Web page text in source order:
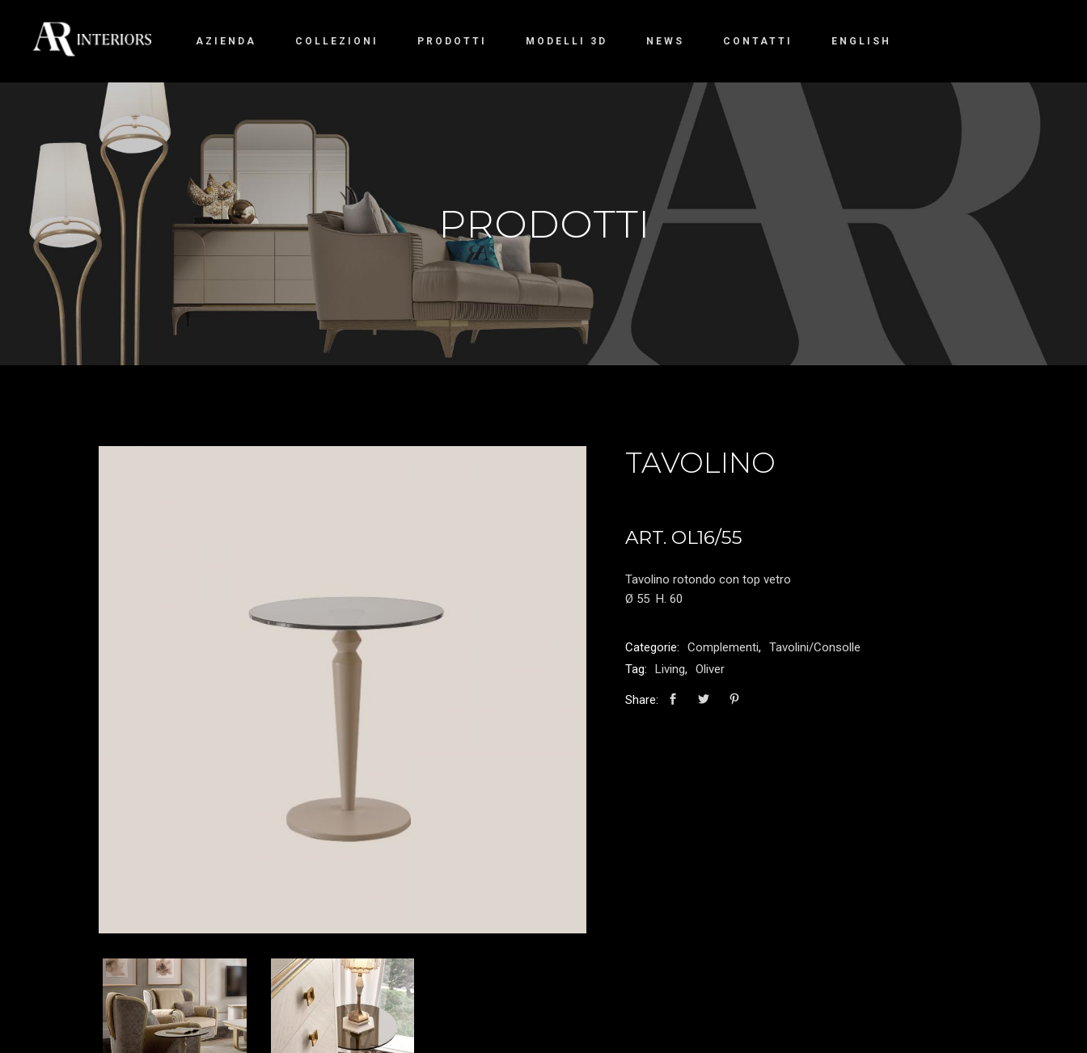
AZIENDA COLLEZIONI PRODOTTI MODELLI 3D NEWS CONTATTI ENGLISH
PRODOTTI
TAVOLINO
ART. OL16/55
Tavolino rotondo con top vetro
Ø 55 H. 60
Categorie: Complementi, Tavolini/Consolle
Tag:
Living, Oliver
Share: